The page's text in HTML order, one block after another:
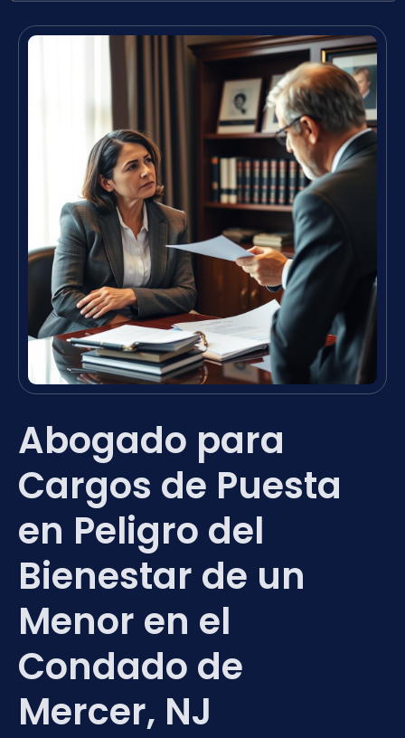
Abogado para
Cargos de Puesta
en Peligro del
Bienestar de un
Menor en el
Condado de
Mercer, NJ